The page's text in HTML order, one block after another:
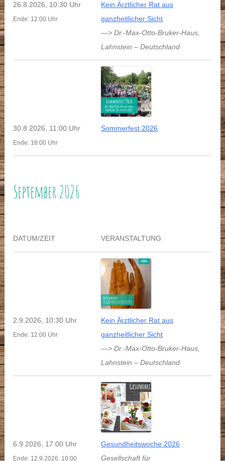
26.8.2026, 10:30 Uhr
Ende: 12:00 Uhr
Kein Ärztlicher Rat aus
ganzheitlicher Sicht
—> Dr.-Max-Otto-Bruker-Haus,
Lahnstein –Deutschland
30.8.2026, 11:00 Uhr
Ende: 18:00 Uhr
Sommerfest 2026
September 2026
DATUM/ZEIT VERANSTALTUNG
2.9.2026, 10:30 Uhr
Ende: 12:00 Uhr
Kein Ärztlicher Rat aus
ganzheitlicher Sicht
—> Dr.-Max-Otto-Bruker-Haus,
Lahnstein –Deutschland
6.9.2026, 17:00 Uhr
Ende: 12.9.2026, 10:00
Gesundheitswoche 2026
Gesellschaft für